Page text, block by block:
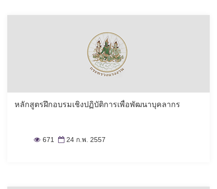
หลักสูตรฝึกอบรมเชิงปฏิบัติการเพื่อพัฒนาบุคลากร
671 24 ก.พ. 2557